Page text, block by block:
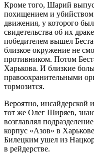
Кроме того, Шарий
похищением и убийством
движения, у которого
свидетельства об их
победителем вышел
близкое окружение не
противником. Потом
Харькова. И близкие
правоохранительными
тормозится.
Вероятно, инсайдерской
тот же Олег Ширяев,
возглавлял
корпус «Азов» в
Билецким ушел из
в рейдерстве.